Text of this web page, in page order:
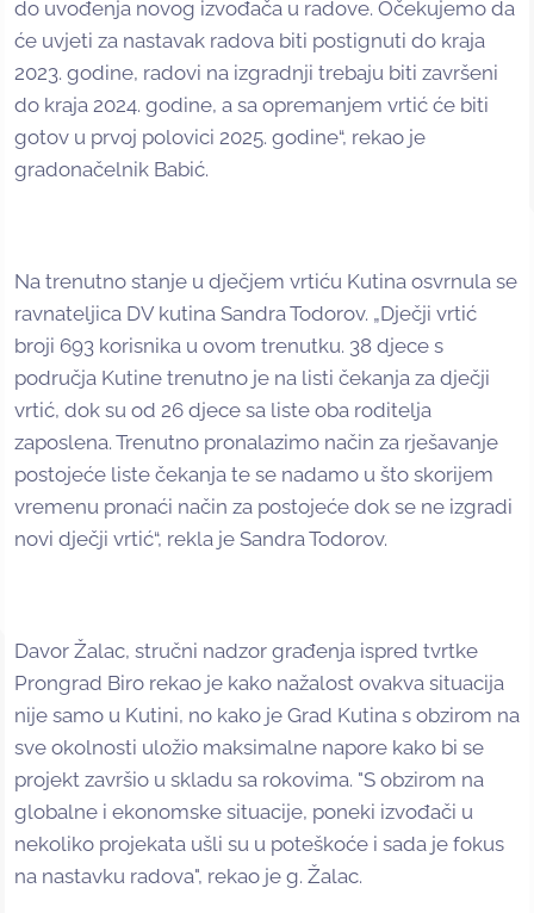
do uvođenja novog izvođača u radove. Očekujemo da
će uvjeti za nastavak radova biti postignuti do kraja
2023. godine, radovi na izgradnji trebaju biti završeni
do kraja 2024. godine, a sa opremanjem vrtić će biti
gotov u prvoj polovici 2025. godine“, rekao je
gradonačelnik Babić.
Na trenutno stanje u dječjem vrtiću Kutina osvrnula se
ravnateljica DV kutina Sandra Todorov. „Dječji vrtić
broji 693 korisnika u ovom trenutku. 38 djece s
područja Kutine trenutno je na listi čekanja za dječji
vrtić, dok su od 26 djece sa liste oba roditelja
zaposlena. Trenutno pronalazimo način za rješavanje
postojeće liste čekanja te se nadamo u što skorijem
vremenu pronaći način za postojeće dok se ne izgradi
novi dječji vrtić“, rekla je Sandra Todorov.
Davor Žalac, stručni nadzor građenja ispred tvrtke
Prongrad Biro rekao je kako nažalost ovakva situacija
nije samo u Kutini, no kako je Grad Kutina s obzirom na
sve okolnosti uložio maksimalne napore kako bi se
projekt završio u skladu sa rokovima. "S obzirom na
globalne i ekonomske situacije, poneki izvođači u
nekoliko projekata ušli su u poteškoće i sada je fokus
na nastavku radova", rekao je g. Žalac.